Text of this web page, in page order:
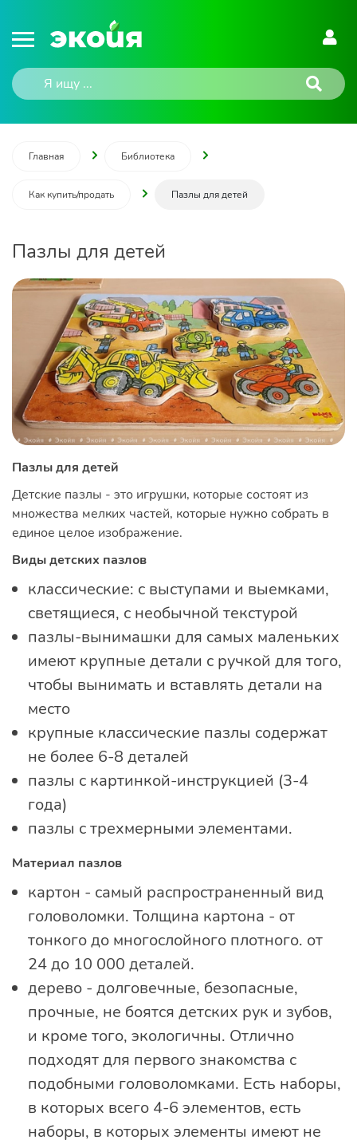
Главная Библиотека
Как купить/продать Пазлы для детей
Пазлы для детей
Пазлы для детей
Детские пазлы - это игрушки, которые состоят из
множества мелких частей, которые нужно собрать в
единое целое изображение.
Виды детских пазлов
классические: с выступами и выемками,
светящиеся, с необычной текстурой
пазлы-вынимашки для самых маленьких
имеют крупные детали с ручкой для того,
чтобы вынимать и вставлять детали на
место
крупные классические пазлы содержат
не более 6-8 деталей
пазлы с картинкой-инструкцией (3-4
года)
пазлы с трехмерными элементами.
Материал пазлов
картон - самый распространенный вид
головоломки. Толщина картона - от
тонкого до многослойного плотного. от
24 до 10 000 деталей.
дерево - долговечные, безопасные,
прочные, не боятся детских рук и зубов,
и кроме того, экологичны. Отлично
подходят для первого знакомства с
подобными головоломками. Есть наборы,
в которых всего 4-6 элементов, есть
наборы, в которых элементы имеют не